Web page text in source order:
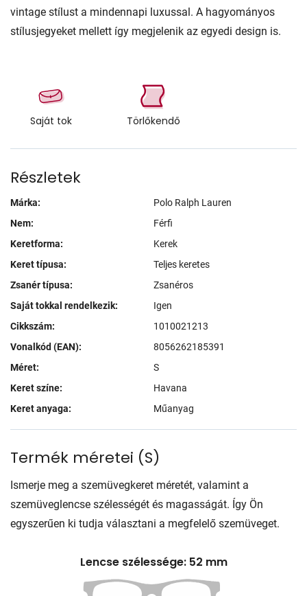
vintage stílust a mindennapi luxussal. A hagyományos
stílusjegyeket mellett így megjelenik az egyedi design is.
Saját tok Törlőkendő
Részletek
Márka:
Polo Ralph Lauren
Nem:
Férfi
Keretforma:
Kerek
Keret típusa:
Teljes keretes
Zsanér típusa:
Zsanéros
Saját tokkal rendelkezik:
Igen
Cikkszám:
1010021213
Vonalkód (EAN):
8056262185391
Méret:
S
Keret színe:
Havana
Keret anyaga:
Műanyag
Termék méretei (S)
Ismerje meg a szemüvegkeret méretét, valamint a
szemüveglencse szélességét és magasságát. Így Ön
egyszerűen ki tudja választani a megfelelő szemüveget.
Lencse szélessége: 52 mm